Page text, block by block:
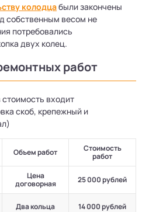
колодцабыли закончены
собственным весом не
потребовались
двух колец.
работ
входит
скоб, крепежный и
Объем работ
Стоимость
работ
Цена
договорная
25 000 рублей
Два кольца 14 000 рублей